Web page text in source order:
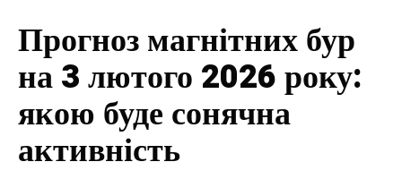
Прогноз магнітних бур
на 3 лютого 2026 року:
якою буде сонячна
активність